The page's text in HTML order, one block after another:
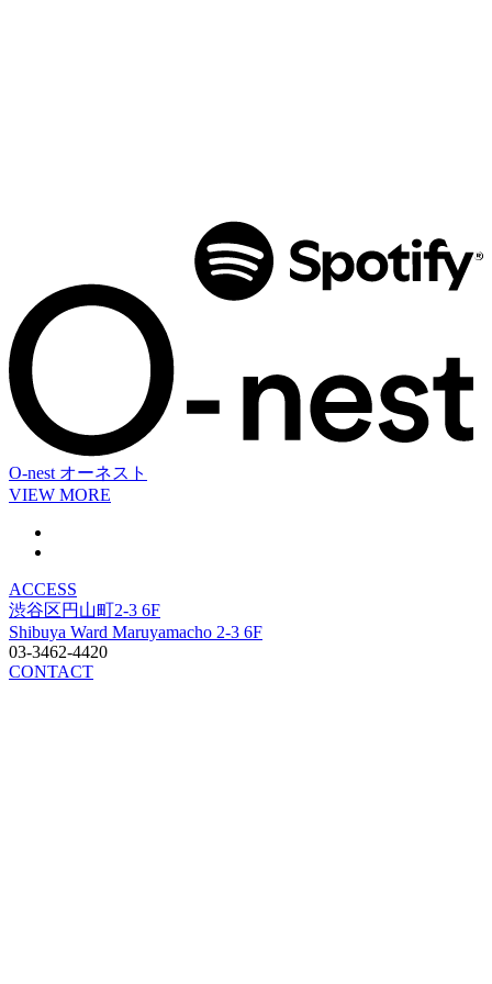
O-nest オーネスト
VIEW MORE
ACCESS
渋谷区円山町2-3 6F
Shibuya Ward Maruyamacho 2-3 6F
03-3462-4420
CONTACT